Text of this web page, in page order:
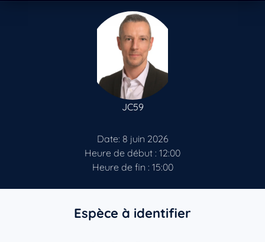
JC59
Date: 8 juin 2026
Heure de début : 12:00
Heure de fin : 15:00
Espèce à identifier